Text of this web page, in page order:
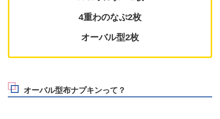
4重わのなぷ2枚
オーバル型2枚
オーバル型布ナプキンって？